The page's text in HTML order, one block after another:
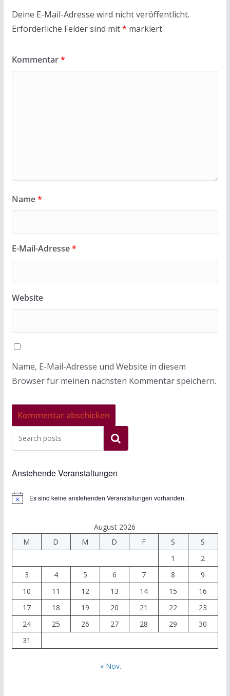
Deine E-Mail-Adresse wird nicht veröffentlicht.
Erforderliche Felder sind mit* markiert
Kommentar*
Name*
E-Mail-Adresse*
Website
Name, E-Mail-Adresse und Website in diesem
Browser für meinen nächsten Kommentar speichern.
Suchen
Anstehende Veranstaltungen
H
e
s
Es sind keine anstehenden Veranstaltungen vorhanden.
August 2026
M
D M D F S
S
1
2
3
4 5 6 7 8
9
10
11 12 13 14 15
16
17
18 19 20 21 22
23
24
25 26 27 28 29
30
31
« Nov.